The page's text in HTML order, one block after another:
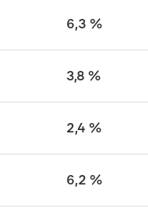
6,3 %
3,8 %
2,4 %
6,2 %